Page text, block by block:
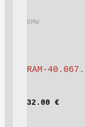
RAM-
32.00 €